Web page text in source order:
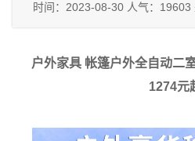
时间：2023-08-30 人气：19603
户外家具 帐篷户外全自动二
1274元